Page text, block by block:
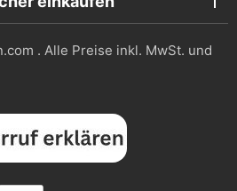
. Alle Preise inkl. MwSt. und